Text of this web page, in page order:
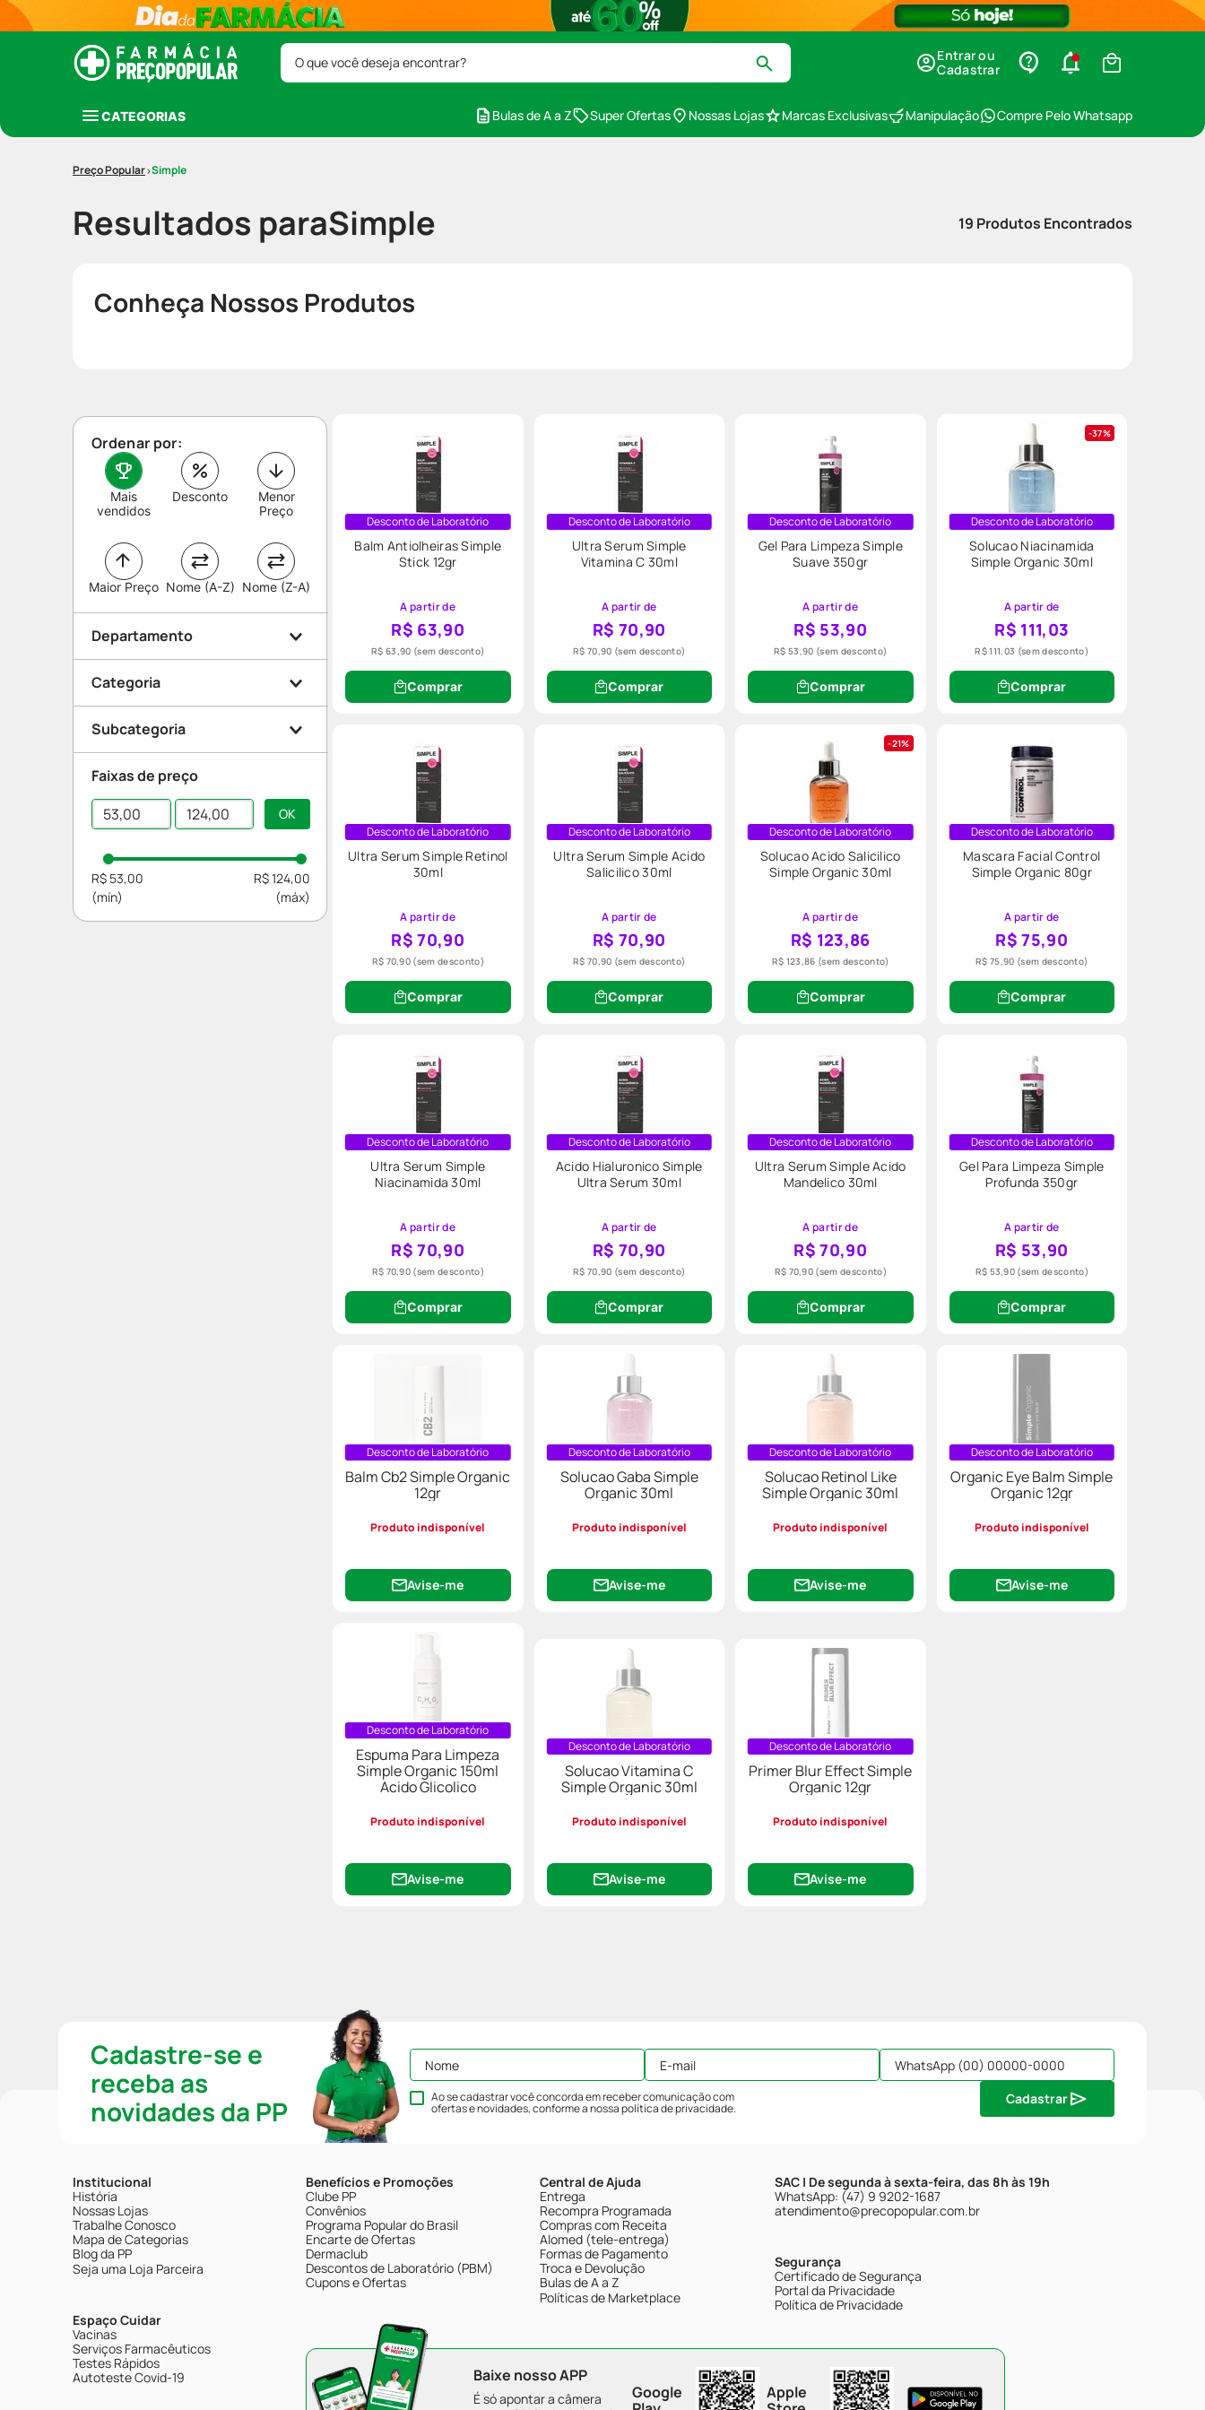
O que você deseja encontrar?
Entrar ou
Cadastrar
CATEGORIAS Bulas de A a Z Super Ofertas Nossas Lojas Marcas Exclusivas Manipulação Compre Pelo Whatsapp
Simple
Resultados paraSimple 19 Produtos Encontrados
Conheça Nossos Produtos
Ordenar por:
Mais
vendidos
Desconto
Maior Preço
Menor
Preço
Nome (A-Z) Nome (Z-A)
Departamento
Dermocosméticos
Beleza e Proteção
Categoria
Rosto
Maquiagem
Subcategoria
Hidratante
Anti Idade
Limpeza
Antiacne
Primer
Faixas de preço
R$ 53,00 R$ 124,00
Desconto de Laboratório
Balm Antiolheiras Simple
Stick 12gr
A partir de
R$ 63,90
R$ 63,90 (sem desconto)
Comprar
Desconto de Laboratório
Ultra Serum Simple
Vitamina C 30ml
A partir de
R$ 70,90
R$ 70,90 (sem desconto)
Comprar
Desconto de Laboratório
Gel Para Limpeza Simple
Suave 350gr
A partir de
R$ 53,90
R$ 53,90 (sem desconto)
Comprar
37%
Desconto de Laboratório
Solucao Niacinamida
Simple Organic 30ml
A partir de
R$ 111,03
R$ 111,03 (sem desconto)
Comprar
Desconto de Laboratório
Ultra Serum Simple Retinol
30ml
A partir de
R$ 70,90
R$ 70,90 (sem desconto)
Comprar
Desconto de Laboratório
Ultra Serum Simple Acido
Salicilico 30ml
A partir de
R$ 70,90
R$ 70,90 (sem desconto)
Comprar
21%
Desconto de Laboratório
Solucao Acido Salicilico
Simple Organic 30ml
A partir de
R$ 123,86
R$ 123,86 (sem desconto)
Comprar
Desconto de Laboratório
Mascara Facial Control
Simple Organic 80gr
A partir de
R$ 75,90
R$ 75,90 (sem desconto)
Comprar
Desconto de Laboratório
Ultra Serum Simple
Niacinamida 30ml
A partir de
R$ 70,90
R$ 70,90 (sem desconto)
Comprar
Desconto de Laboratório
Acido Hialuronico Simple
Ultra Serum 30ml
A partir de
R$ 70,90
R$ 70,90 (sem desconto)
Comprar
Desconto de Laboratório
Ultra Serum Simple Acido
Mandelico 30ml
A partir de
R$ 70,90
R$ 70,90 (sem desconto)
Comprar
Desconto de Laboratório
Gel Para Limpeza Simple
Profunda 350gr
A partir de
R$ 53,90
R$ 53,90 (sem desconto)
Comprar
Desconto de Laboratório
Balm Cb2 Simple Organic
12gr
Produto indisponível
Avise-me
Desconto de Laboratório
Solucao Gaba Simple
Organic 30ml
Produto indisponível
Avise-me
Desconto de Laboratório
Solucao Retinol Like
Simple Organic 30ml
Produto indisponível
Avise-me
Desconto de Laboratório
Organic Eye Balm Simple
Organic 12gr
Produto indisponível
Avise-me
Desconto de Laboratório
Espuma Para Limpeza
Simple Organic 150ml
Acido Glicolico
Produto indisponível
Avise-me
Desconto de Laboratório
Solucao Vitamina C
Simple Organic 30ml
Produto indisponível
Avise-me
Desconto de Laboratório
Primer Blur Effect Simple
Organic 12gr
Produto indisponível
Avise-me
Cadastre-se e
receba as
novidades da PP
Ao se cadastrar você concorda em receber comunicação com
ofertas e novidades, conforme a nossapolítica de privacidade.
Cadastrar
Institucional
História
Nossas Lojas
Trabalhe Conosco
Mapa de Categorias
Blog da PP
Seja uma Loja Parceira
Espaço Cuidar
Vacinas
Serviços Farmacêuticos
Testes Rápidos
Autoteste Covid-19
Benefícios e Promoções
Clube PP
Convênios
Programa Popular do Brasil
Encarte de Ofertas
Dermaclub
Descontos de Laboratório (PBM)
Cupons e Ofertas
Central de Ajuda
Entrega
Recompra Programada
Compras com Receita
Alomed (tele-entrega)
Formas de Pagamento
Troca e Devolução
Bulas de A a Z
Políticas de Marketplace
SAC | De segunda à sexta-feira, das 8h às 19h
WhatsApp: (47) 9 9202-1687
atendimento@precopopular.com.br
Segurança
Certificado de Segurança
Portal da Privacidade
Política de Privacidade
Baixe nosso APP
É só apontar a câmera
Google
Apple